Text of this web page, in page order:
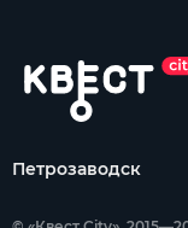
Петрозаводск